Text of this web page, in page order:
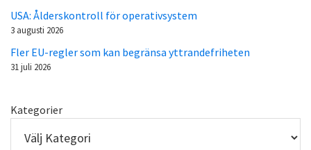
USA: Ålderskontroll för operativsystem
3 augusti 2026
Fler EU-regler som kan begränsa yttrandefriheten
31 juli 2026
Kategorier